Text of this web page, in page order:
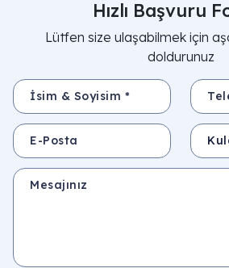
Hızlı Başvuru
Lütfen size ulaşabilmek için
doldurunuz
İsim & Soyisim * Telefon
E-Posta Konu
Mesajınız